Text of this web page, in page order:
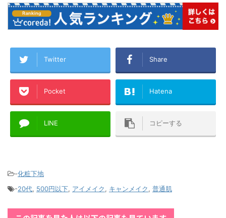
Twitter Share
Pocket Hatena
LINE コピーする
-化粧下地
-20代, 500円以下, アイメイク, キャンメイク, 普通肌